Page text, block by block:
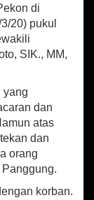
di
20) pukul
SIK., MM,
yang
dan
atas
dan
orang
korban.